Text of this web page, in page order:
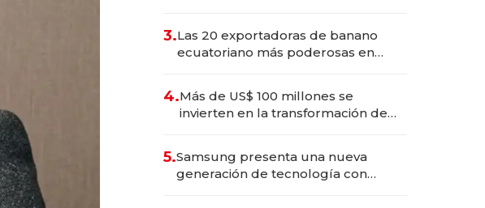
3.Las 20 exportadoras de banano
ecuatoriano más poderosas en
4.Más de US$ 100 millones se
invierten en la transformación de
5.Samsung presenta una nueva
generación de tecnología con